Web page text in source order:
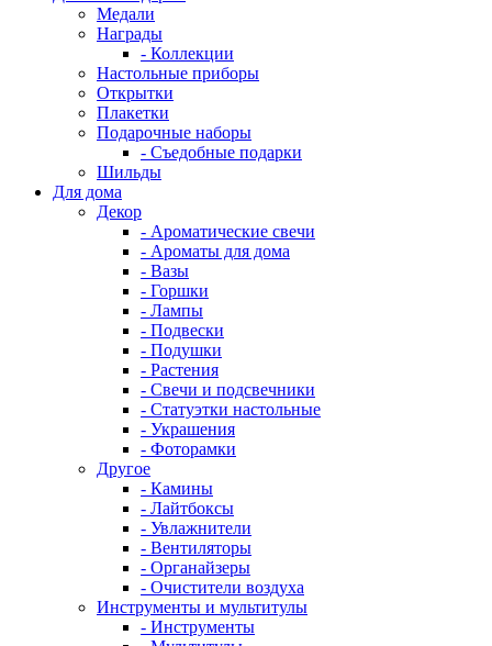
Медали
Награды
- Коллекции
Настольные приборы
Открытки
Плакетки
Подарочные наборы
- Съедобные подарки
Шильды
Для дома
Декор
- Ароматические свечи
- Ароматы для дома
- Вазы
- Горшки
- Лампы
- Подвески
- Подушки
- Растения
- Свечи и подсвечники
- Статуэтки настольные
- Украшения
- Фоторамки
Другое
- Камины
- Лайтбоксы
- Увлажнители
- Вентиляторы
- Органайзеры
- Очистители воздуха
Инструменты и мультитулы
- Инструменты